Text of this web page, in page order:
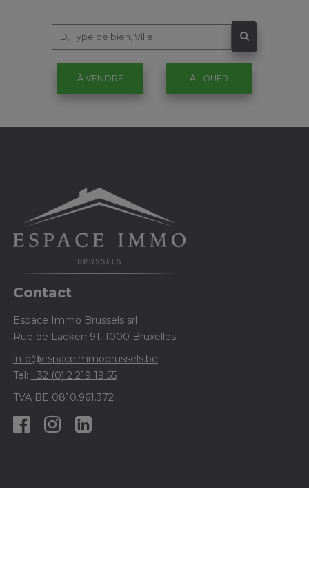
À VENDRE À LOUER
Contact
Espace Immo Brussels srl
Rue de Laeken 91, 1000 Bruxelles
info@espaceimmobrussels.be
Tel: +32 (0) 2 219 19 55
TVA BE 0810.961.372